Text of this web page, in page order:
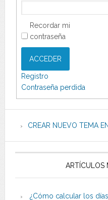
Recordar mi
contraseña
ACCEDER
Registro
Contraseña perdida
CREAR NUEVO TEMA
ARTÍCULOS
¿Cómo calcular los